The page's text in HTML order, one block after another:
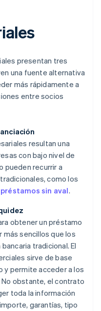
presentan tres
una fuente alternativa
más rápidamente a
entre socios
resultan una
con bajo nivel de
pueden recurrir a
como los
préstamos sin aval.
obtener un préstamo
sencillos que los
tradicional. El
sirve de base
y permite acceder a los
obstante, el contrato
toda la información
garantías, tipo